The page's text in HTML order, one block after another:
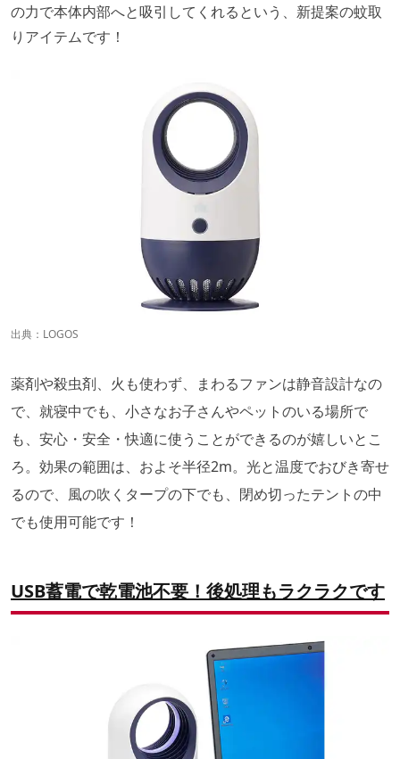
の力で本体内部へと吸引してくれるという、新提案の蚊取
りアイテムです！
出典： LOGOS
薬剤や殺虫剤、火も使わず、まわるファンは静音設計なの
で、就寝中でも、小さなお子さんやペットのいる場所で
も、安心・安全・快適に使うことができるのが嬉しいとこ
ろ。効果の範囲は、およそ半径2m。光と温度でおびき寄せ
るので、風の吹くタープの下でも、閉め切ったテントの中
でも使用可能です！
USB蓄電で乾電池不要！後処理もラクラクです